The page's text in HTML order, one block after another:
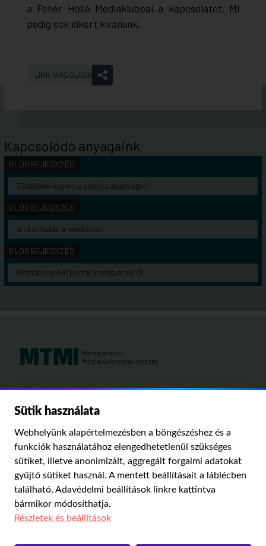
a Fehér Holló Médiaklubbal a kapcsolatot. Mi
pedig sok sikert kívánunk.
LINK MÁSOLÁSA
Kapcsolódó anyagaink
BLOGBEJEGYZÉS
Többféleképpen a sajtószabadságról
BLOGBEJEGYZÉS
A skót hatás a médiában
BLOGBEJEGYZÉS
Román nyelvű portál a magyarokról
Sütik használata
Webhelyünk alapértelmezésben a böngészéshez és a
funkciók használatához elengedhetetlenül szükséges
sütiket, illetve anonimizált, aggregált forgalmi adatokat
gyűjtő sütiket használ. A mentett beállításait a láblécben
található, Adavédelmi beállítások linkre kattintva
bármikor módosíthatja.
Részletek és beállítások
Médiatanács,
Médiatudományi Intézet
Kutatási területeink:
MÉDIA ÉS TÁRSADALOM
PUBLIKÁCIÓINKRÓLUNKIMPRESSZUMSZERZŐI JOGOK
ADATVÉDELMI BEÁLLÍTÁSOK